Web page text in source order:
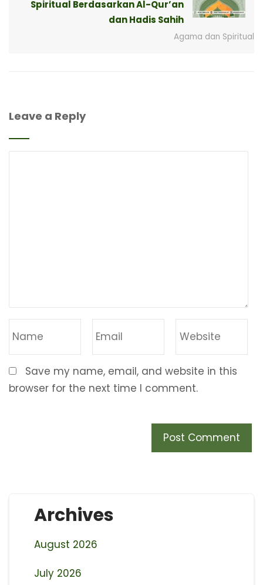
Spiritual Berdasarkan Al-Qur’an
dan Hadis Sahih
Agama dan Spiritual
Leave a Reply
Save my name, email, and website in this
browser for the next time I comment.
Archives
August 2026
July 2026